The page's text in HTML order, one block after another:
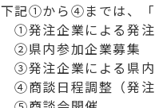
下記①から④までは、
①発注企業による発
②県内参加企業募集
③発注企業による県内
④商談日程調整（発注